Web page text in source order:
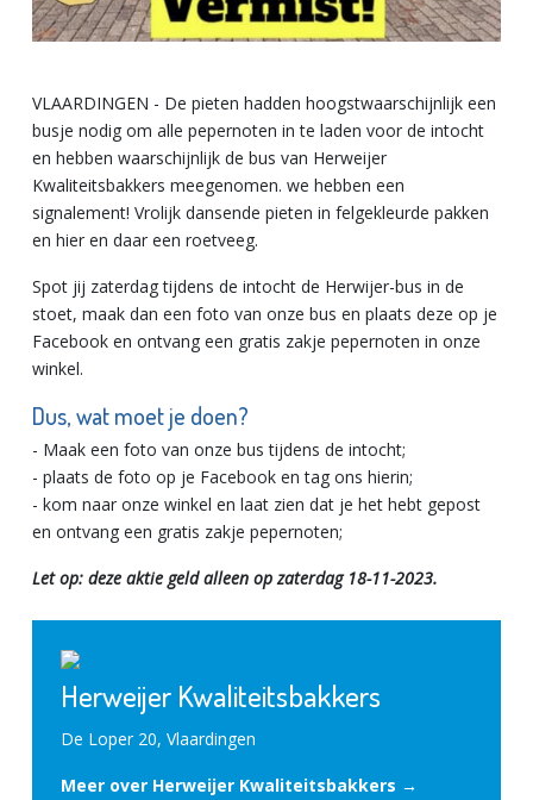
VLAARDINGEN - De pieten hadden hoogstwaarschijnlijk een
busje nodig om alle pepernoten in te laden voor de intocht
en hebben waarschijnlijk de bus van Herweijer
Kwaliteitsbakkers meegenomen. we hebben een
signalement! Vrolijk dansende pieten in felgekleurde pakken
en hier en daar een roetveeg.
Spot jij zaterdag tijdens de intocht de Herwijer-bus in de
stoet, maak dan een foto van onze bus en plaats deze op je
Facebook en ontvang een gratis zakje pepernoten in onze
winkel.
Dus, wat moet je doen?
- Maak een foto van onze bus tijdens de intocht;
- plaats de foto op je Facebook en tag ons hierin;
- kom naar onze winkel en laat zien dat je het hebt gepost
en ontvang een gratis zakje pepernoten;
Let op: deze aktie geld alleen op zaterdag 18-11-2023.
Herweijer Kwaliteitsbakkers
De Loper 20, Vlaardingen
Meer over Herweijer Kwaliteitsbakkers →